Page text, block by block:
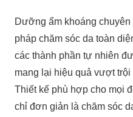
Dưỡng ẩm khoáng
pháp chăm sóc da toàn
các thành phần tự nhiên
mang lại hiệu quả vượt
Thiết kế phù hợp cho mọi
chỉ đơn giản là chăm sóc